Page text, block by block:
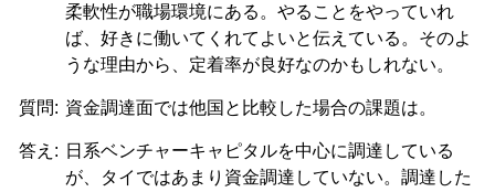
柔軟性が職場環境にある。やることをやっていれ
ば、好きに働いてくれてよいと伝えている。そのよ
うな理由から、定着率が良好なのかもしれない。
質問: 資金調達面では他国と比較した場合の課題は。
答え: 日系ベンチャーキャピタルを中心に調達している
が、タイではあまり資金調達していない。調達した